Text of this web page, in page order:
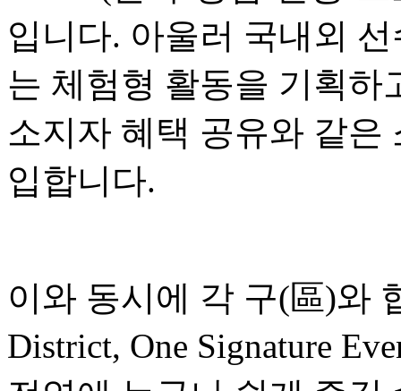
입니다. 아울러 국내외
는 체험형 활동을 기획하
소지자 혜택 공유와 같은
입합니다.
이와 동시에 각 구(區)와
District, One Signature